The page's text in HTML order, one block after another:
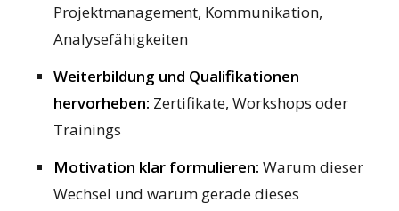
Projektmanagement, Kommunikation,
Analysefähigkeiten
Weiterbildung und Qualifikationen
hervorheben: Zertifikate, Workshops oder
Trainings
Motivation klar formulieren: Warum dieser
Wechsel und warum gerade dieses